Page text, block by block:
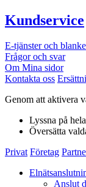
Kundservice
E-tjänster och
Frågor och svar
Om Mina sidor
Kontakta oss
Genom att aktivera
Lyssna på
Översätta
Privat Företag
Anslut